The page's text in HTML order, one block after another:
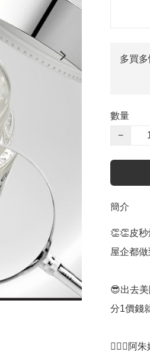
多買多
數量
−
簡介
👏👏皮
屋企都
😎出去
分1價錢
💆🏻‍♀️阿